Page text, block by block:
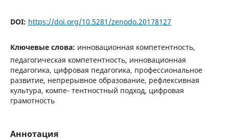
DOI: https://doi.org/10.5281/zenodo.20178127
Ключевые слова: инновационная компетентность,
педагогическая компетентность, инновационная
педагогика, цифровая педагогика, профессиональное
развитие, непрерывное образование, рефлексивная
культура, компе- тентностный подход, цифровая
грамотность
Аннотация